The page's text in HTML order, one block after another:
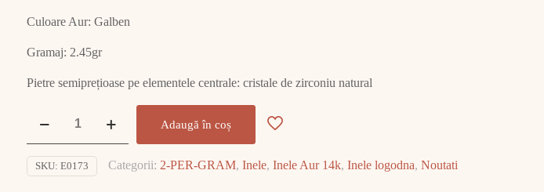
Culoare Aur: Galben
Gramaj: 2.45gr
Pietre semiprețioase pe elementele centrale: cristale de zirconiu natural
14K
Adaugă în coș
SKU: E0173 Categorii: 2-PER-GRAM, Inele, Inele Aur 14k, Inele logodna, Noutati